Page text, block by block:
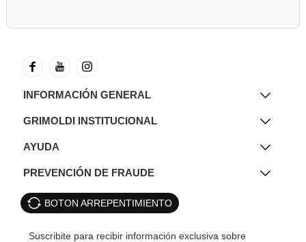
INFORMACIÓN GENERAL
GRIMOLDI INSTITUCIONAL
AYUDA
PREVENCIÓN DE FRAUDE
BOTON ARREPENTIMIENTO